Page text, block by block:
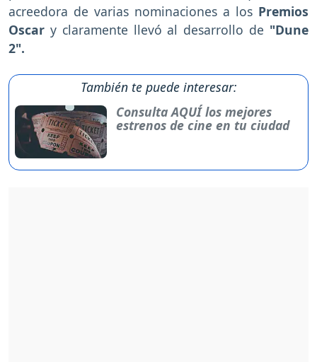
acreedora de varias nominaciones a los Premios
Oscar y claramente llevó al desarrollo de "Dune
2".
También te puede interesar:
Consulta AQUÍ los mejores
estrenos de cine en tu ciudad